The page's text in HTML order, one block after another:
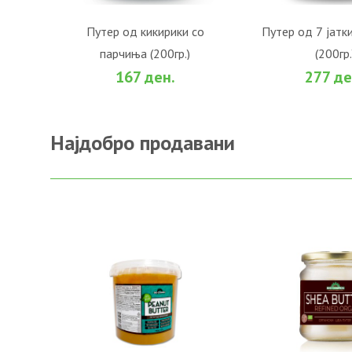
Путер од кикирики со
парчиња (200гр.)
167 ден.
ВО КОШНИЧКА
Путер од 7
277
ВО
Најдобро продавани